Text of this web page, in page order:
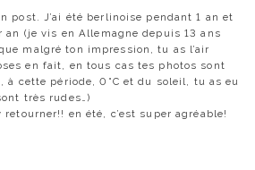
post. J’ai été berlinoise pendant 1 an et
(je vis en Allemagne depuis 13 ans
malgré ton impression, tu as l’air
en fait, en tous cas tes photos sont
cette période, 0°C et du soleil, tu as eu
très rudes…)
en été, c’est super agréable!